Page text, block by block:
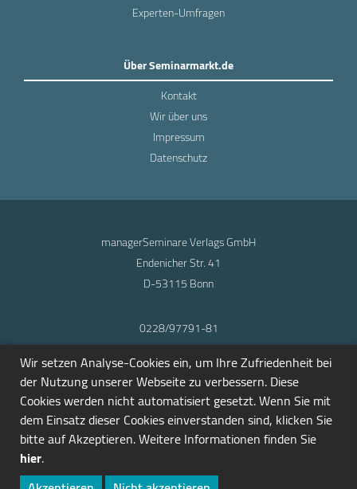
Experten-Umfragen
Über Seminarmarkt.de
Kontakt
Wir über uns
Impressum
Datenschutz
managerSeminare Verlags GmbH
Endenicher Str. 41
D-53115 Bonn
0228/97791-81
info@seminarmarkt.de
© 2001-2026
Wir setzen Analyse-Cookies ein, um Ihre Zufriedenheit bei
der Nutzung unserer Webseite zu verbessern. Diese
Cookies werden nicht automatisiert gesetzt. Wenn Sie mit
dem Einsatz dieser Cookies einverstanden sind, klicken Sie
bitte auf Akzeptieren. Weitere Informationen finden Sie
hier.